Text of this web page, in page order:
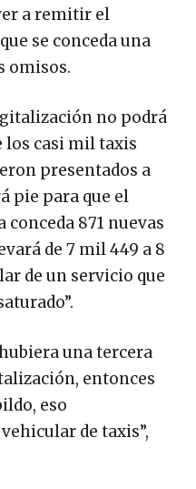
a remitir el
se conceda una
omisos.
no podrá
casi mil taxis
presentados a
pie para que el
871 nuevas
de 7 mil 449 a 8
de un servicio que
una tercera
entonces
eso
de taxis”,